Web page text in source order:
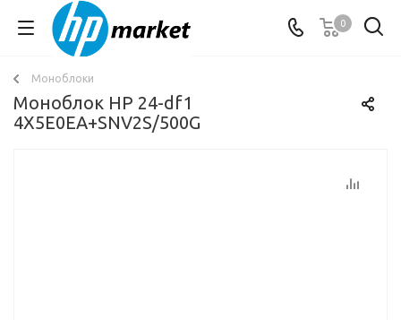
0
Моноблоки
Моноблок HP 24-df1
4X5E0EA+SNV2S/500G